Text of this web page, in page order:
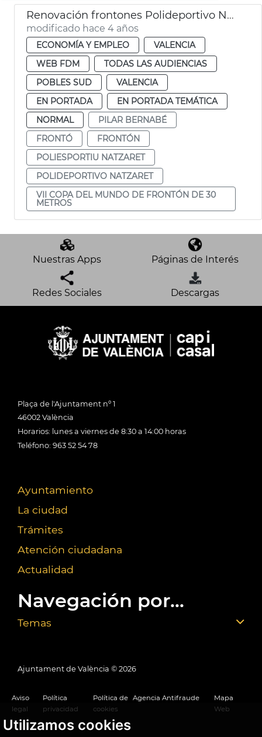
Utilizamos cookies
Renovación frontones Polideportivo Natzaret
modificado hace 4 años
ECONOMÍA Y EMPLEO
VALENCIA
WEB FDM
TODAS LAS AUDIENCIAS
POBLES SUD
VALENCIA
EN PORTADA
EN PORTADA TEMÁTICA
NORMAL
PILAR BERNABÉ
FRONTÓ
FRONTÓN
POLIESPORTIU NATZARET
POLIDEPORTIVO NATZARET
VII COPA DEL MUNDO DE FRONTÓN DE 30
METROS
Nuestras Apps Páginas de Interés
Redes Sociales Descargas
Plaça de l'Ajuntament nº 1
46002 València
Horarios: lunes a viernes de 8:30 a 14:00 horas
Teléfono: 963 52 54 78
Ayuntamiento
La ciudad
Trámites
Atención ciudadana
Actualidad
Navegación por...
Temas
Ajuntament de València © 2026
Aviso
legal
Política
privacidad
Política de
cookies
Agencia Antifraude
Mapa
Web